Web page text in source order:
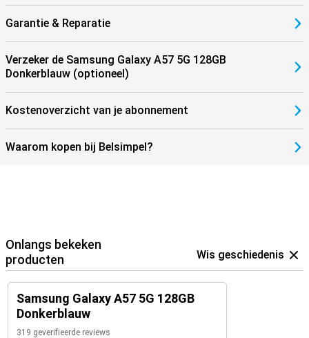
Garantie & Reparatie
Verzeker de Samsung Galaxy A57 5G 128GB
Donkerblauw (optioneel)
Kostenoverzicht van je abonnement
Waarom kopen bij Belsimpel?
Onlangs bekeken
producten
Wis geschiedenis
Samsung Galaxy A57 5G 128GB
Donkerblauw
319 geverifieerde reviews